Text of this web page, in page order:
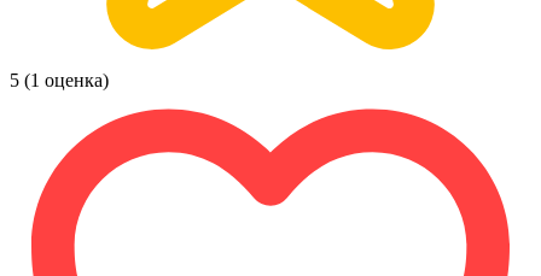
5 (1 оценка)